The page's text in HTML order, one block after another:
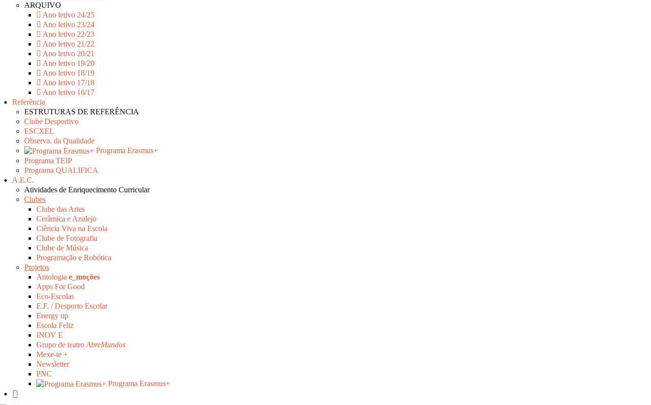
ARQUIVO
Ano letivo 24/25
Ano letivo 23/24
Ano letivo 22/23
Ano letivo 21/22
Ano letivo 20/21
Ano letivo 19/20
Ano letivo 18/19
Ano letivo 17/18
Ano letivo 16/17
Referência
ESTRUTURAS DE REFERÊNCIA
Clube Desportivo
ESCXEL
Observa. da Qualidade
Programa Erasmus+
Programa TEIP
Programa QUALIFICA
A.E.C.
Atividades de Enriquecimento Curricular
Clubes
Clube das Artes
Cerâmica e Azulejo
Ciência Viva na Escola
Clube de Fotografia
Clube de Música
Programação e Robótica
Projetos
Antologia e_moções
Apps For Good
Eco-Escolas
E.F. / Desporto Escolar
Energy up
Escola Feliz
INOV E
Grupo de teatro AbreMundos
Mexe-te +
Newsletter
PNC
Programa Erasmus+